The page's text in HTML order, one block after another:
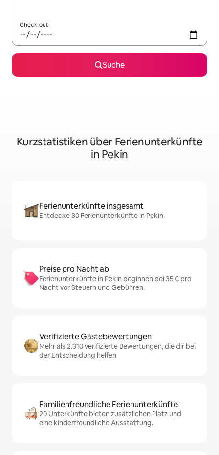
Check-out
Suche
Kurzstatistiken über Ferienunterkünfte
in Pekin
Ferienunterkünfte insgesamt
Entdecke 30 Ferienunterkünfte in Pekin.
Preise pro Nacht ab
Ferienunterkünfte in Pekin beginnen bei 35 € pro
Nacht vor Steuern und Gebühren.
Verifizierte Gästebewertungen
Mehr als 2.310 verifizierte Bewertungen, die dir bei
der Entscheidung helfen
Familienfreundliche Ferienunterkünfte
20 Unterkünfte bieten zusätzlichen Platz und
eine kinderfreundliche Ausstattung.